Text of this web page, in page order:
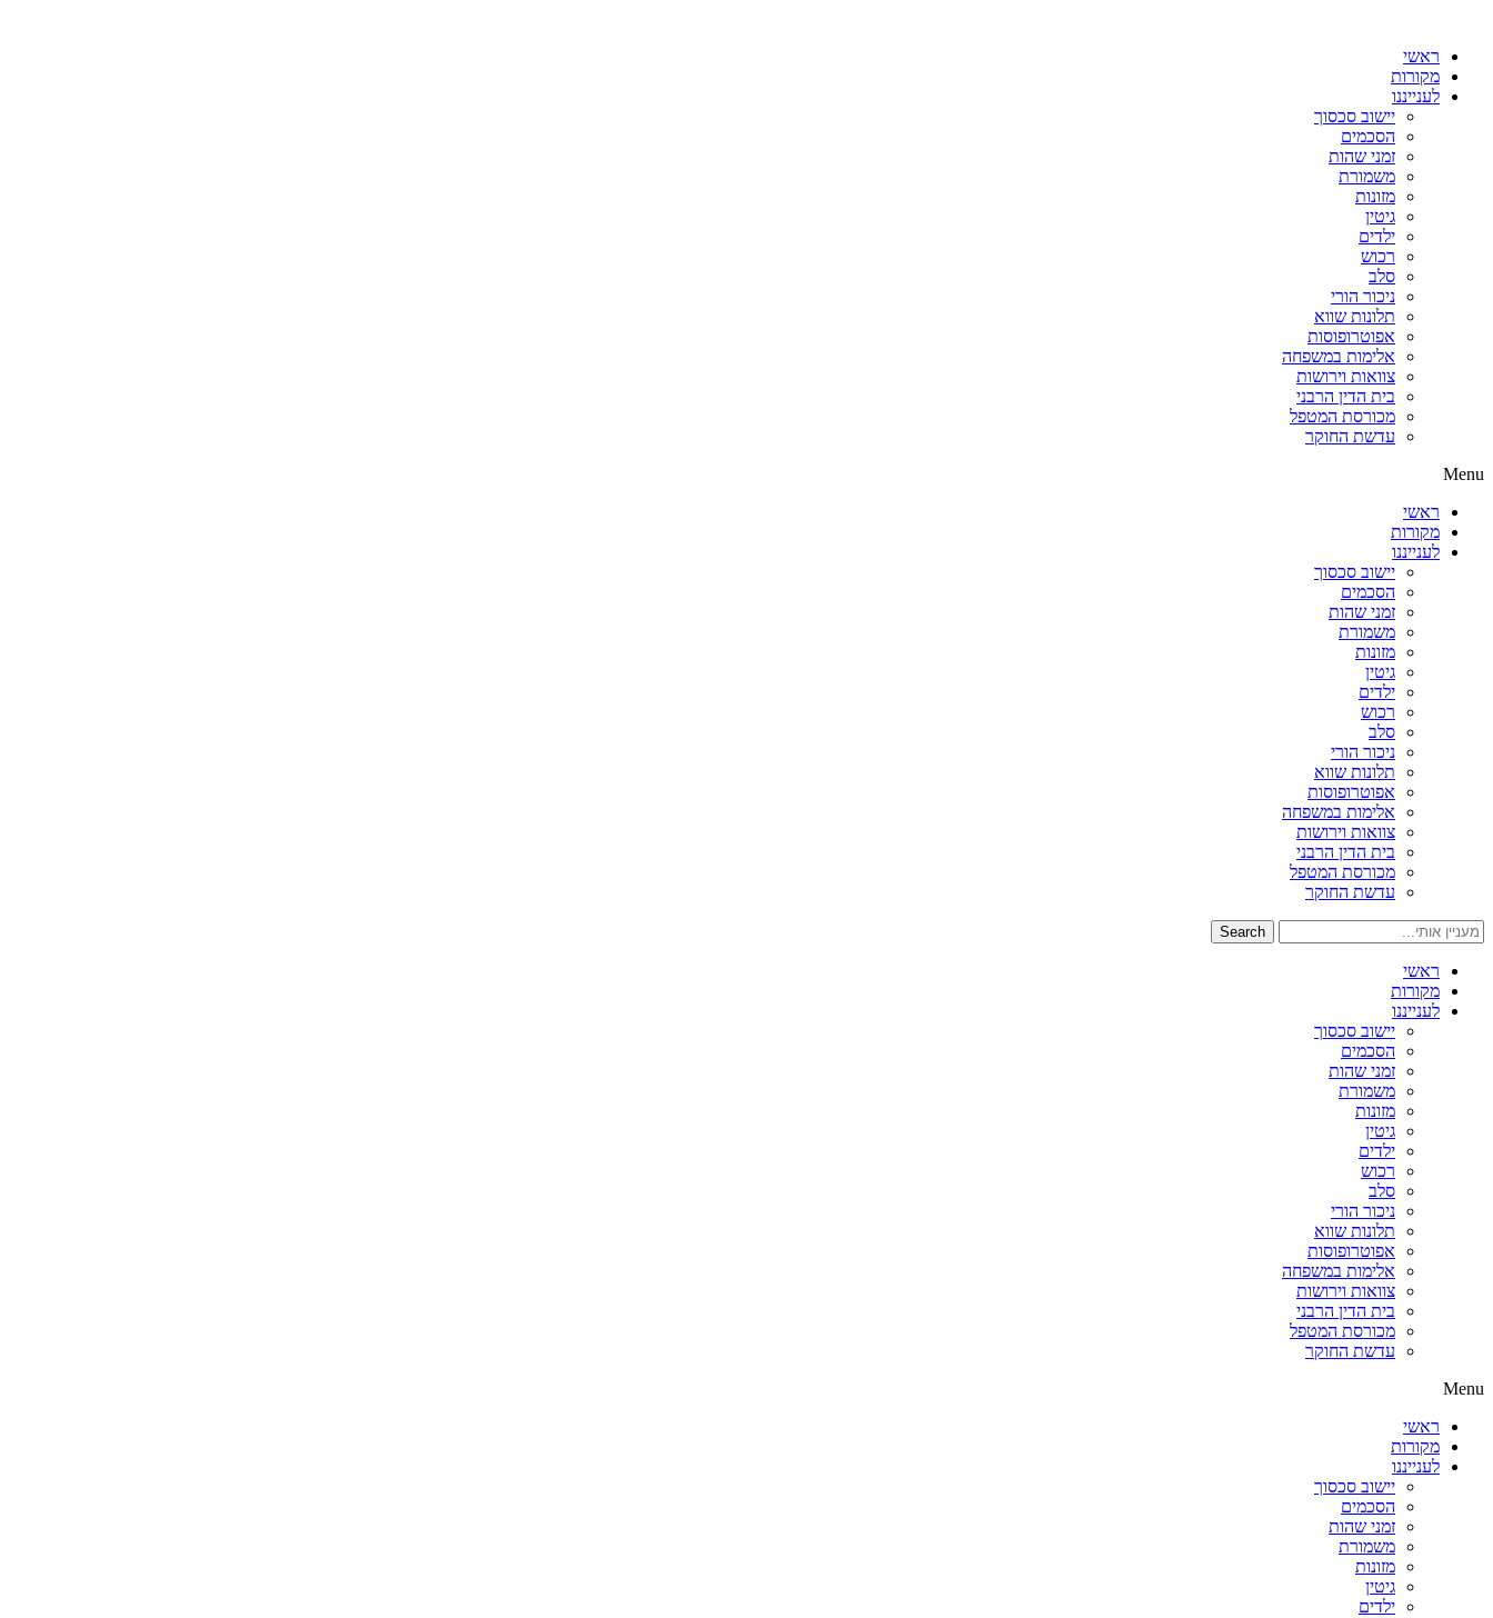
ראשי
מקורות
לענייננו
יישוב סכסוך
הסכמים
זמני שהות
משמורת
מזונות
גיטין
ילדים
רכוש
סלב
ניכור הורי
תלונות שווא
אפוטרופוסות
אלימות במשפחה
צוואות וירושות
בית הדין הרבני
מכורסת המטפל
עדשת החוקר
Menu
ראשי
מקורות
לענייננו
יישוב סכסוך
הסכמים
זמני שהות
משמורת
מזונות
גיטין
ילדים
רכוש
סלב
ניכור הורי
תלונות שווא
אפוטרופוסות
אלימות במשפחה
צוואות וירושות
בית הדין הרבני
מכורסת המטפל
עדשת החוקר
Search
ראשי
מקורות
לענייננו
יישוב סכסוך
הסכמים
זמני שהות
משמורת
מזונות
גיטין
ילדים
רכוש
סלב
ניכור הורי
תלונות שווא
אפוטרופוסות
אלימות במשפחה
צוואות וירושות
בית הדין הרבני
מכורסת המטפל
עדשת החוקר
Menu
ראשי
מקורות
לענייננו
יישוב סכסוך
הסכמים
זמני שהות
משמורת
מזונות
גיטין
ילדים